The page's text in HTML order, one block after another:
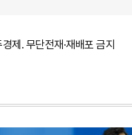
제. 무단전재·재배포 금지